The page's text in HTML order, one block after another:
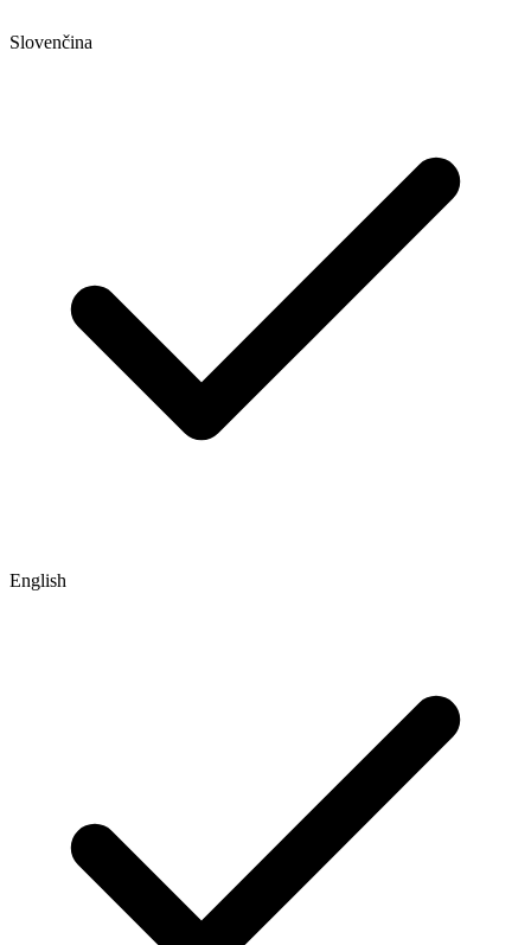
Slovenčina
English